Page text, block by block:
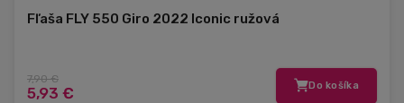
Fľaša FLY 550 Giro 2022 Iconic ružová
7,90 €
5,93 € Do košíka